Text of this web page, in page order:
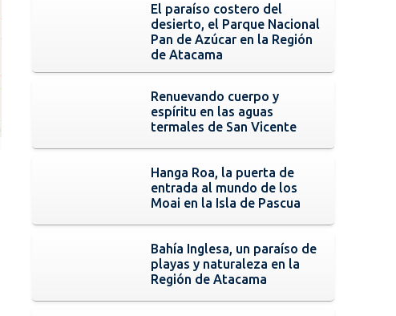
El paraíso costero del
desierto, el Parque Nacional
Pan de Azúcar en la Región
de Atacama
Renuevando cuerpo y
espíritu en las aguas
termales de San Vicente
Hanga Roa, la puerta de
entrada al mundo de los
Moai en la Isla de Pascua
Bahía Inglesa, un paraíso de
playas y naturaleza en la
Región de Atacama